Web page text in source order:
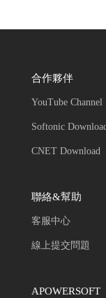
合作夥伴
YouTube Channel
Softonic
CNET Download
聯絡&幫助
客服中心
線上提交問題
APOWERSOFT